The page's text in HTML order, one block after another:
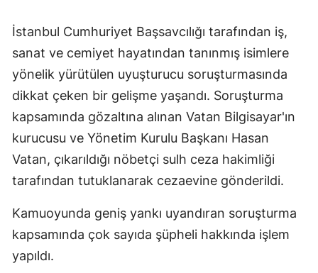
İstanbul Cumhuriyet Başsavcılığı tarafından iş,
sanat ve cemiyet hayatından tanınmış isimlere
yönelik yürütülen uyuşturucu soruşturmasında
dikkat çeken bir gelişme yaşandı. Soruşturma
kapsamında gözaltına alınan Vatan Bilgisayar'ın
kurucusu ve Yönetim Kurulu Başkanı Hasan
Vatan, çıkarıldığı nöbetçi sulh ceza hakimliği
tarafından tutuklanarak cezaevine gönderildi.
Kamuoyunda geniş yankı uyandıran soruşturma
kapsamında çok sayıda şüpheli hakkında işlem
yapıldı.